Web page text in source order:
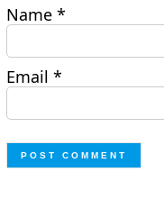
Name*
Email*